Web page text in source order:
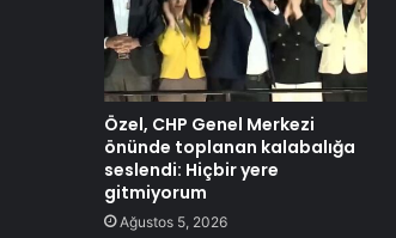
Özel, CHP Genel Merkezi
önünde toplanan kalabalığa
seslendi: Hiçbir yere
gitmiyorum
Ağustos 5, 2026